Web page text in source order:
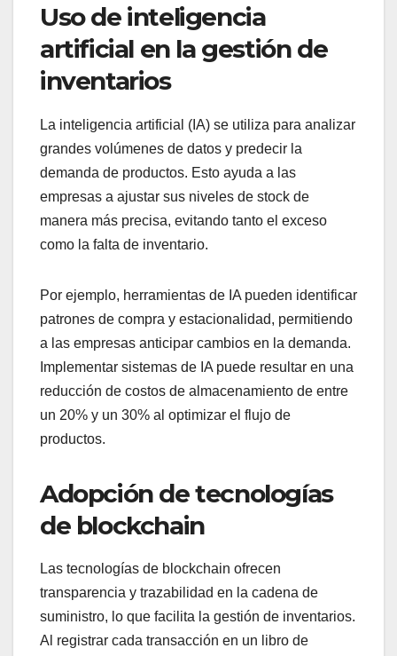
Uso de inteligencia
artificial en la gestión de
inventarios
La inteligencia artificial (IA) se utiliza para analizar
grandes volúmenes de datos y predecir la
demanda de productos. Esto ayuda a las
empresas a ajustar sus niveles de stock de
manera más precisa, evitando tanto el exceso
como la falta de inventario.
Por ejemplo, herramientas de IA pueden identificar
patrones de compra y estacionalidad, permitiendo
a las empresas anticipar cambios en la demanda.
Implementar sistemas de IA puede resultar en una
reducción de costos de almacenamiento de entre
un 20% y un 30% al optimizar el flujo de
productos.
Adopción de tecnologías
de blockchain
Las tecnologías de blockchain ofrecen
transparencia y trazabilidad en la cadena de
suministro, lo que facilita la gestión de inventarios.
Al registrar cada transacción en un libro de